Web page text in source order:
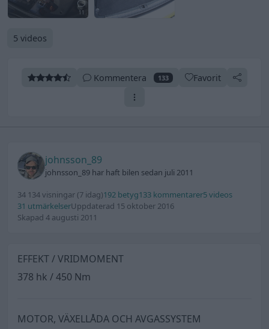
11
5 videos
Kommentera 133 Favorit
johnsson_89
johnsson_89 har haft bilen sedan juli 2011
34 134 visningar (7 idag)192 betyg133 kommentarer5 videos
31 utmärkelserUppdaterad 15 oktober 2016
Skapad 4 augusti 2011
EFFEKT / VRIDMOMENT
378 hk / 450 Nm
MOTOR, VÄXELLÅDA OCH AVGASSYSTEM